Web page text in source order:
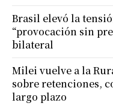
Brasil elevó la
“provocación sin
bilateral
Milei vuelve a la
sobre retenciones,
largo plazo